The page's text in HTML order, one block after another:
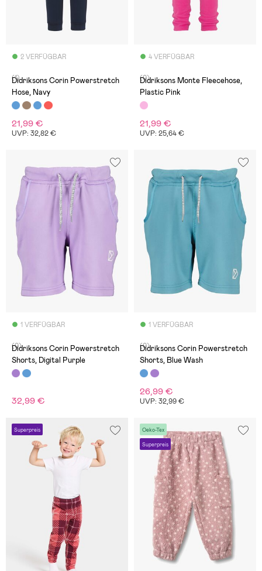
2 VERFÜGBAR
(1)
Didriksons Corin Powerstretch
Hose, Navy
21,99 €
UVP: 32,82 €
4 VERFÜGBAR
(0)
Didriksons Monte Fleecehose,
Plastic Pink
21,99 €
UVP: 25,64 €
1 VERFÜGBAR
(0)
Didriksons Corin Powerstretch
Shorts, Digital Purple
32,99 €
1 VERFÜGBAR
(0)
Didriksons Corin Powerstretch
Shorts, Blue Wash
26,99 €
UVP: 32,99 €
Superpreis Oeko-Tex
Superpreis